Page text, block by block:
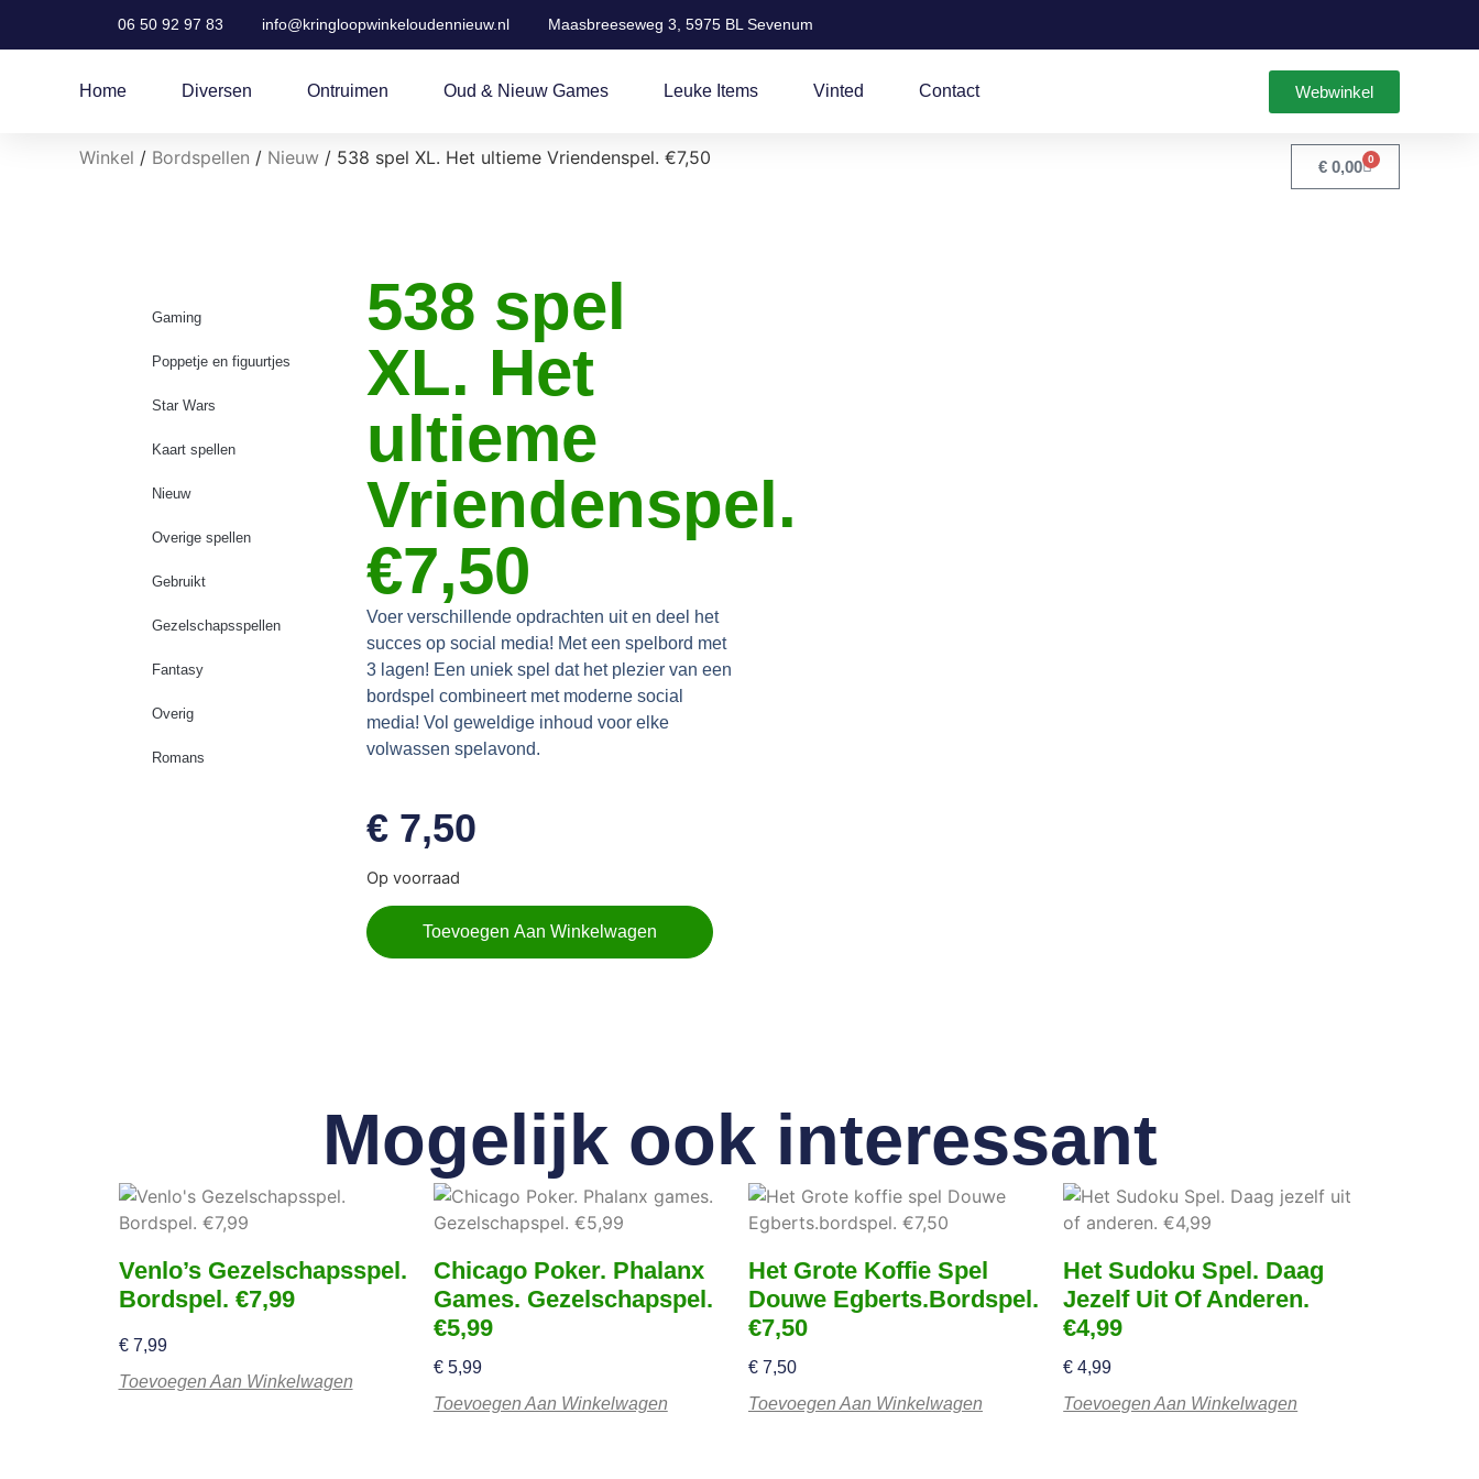
06 50 92 97 83 info@kringloopwinkeloudennieuw.nl Maasbreeseweg 3, 5975 BL Sevenum
Home Diversen Ontruimen Oud & Nieuw Games Leuke Items Vinted Contact Webwinkel
Winkel / Bordspellen / Nieuw / 538 spel XL. Het ultieme Vriendenspel. €7,50 € 0,00 0
Gaming
Poppetje en figuurtjes
Star Wars
Kaart spellen
Nieuw
Overige spellen
Gebruikt
Gezelschapsspellen
Fantasy
Overig
Romans
538 spel
XL. Het
ultieme
Vriendenspel.
€7,50
Voer verschillende opdrachten uit en deel het
succes op social media! Met een spelbord met
3 lagen! Een uniek spel dat het plezier van een
bordspel combineert met moderne social
media! Vol geweldige inhoud voor elke
volwassen spelavond.
€ 7,50
Op voorraad
Toevoegen Aan Winkelwagen
Mogelijk ook interessant
Venlo’s Gezelschapsspel.
Bordspel. €7,99
€7,99
Toevoegen Aan Winkelwagen
Chicago Poker. Phalanx
Games. Gezelschapspel.
€5,99
€5,99
Toevoegen Aan Winkelwagen
Het Grote Koffie Spel
Douwe Egberts.bordspel.
€7,50
€7,50
Toevoegen Aan Winkelwagen
Het Sudoku Spel. Daag
Jezelf Uit Of Anderen.
€4,99
€ 4,99
Toevoegen Aan Winkelwagen